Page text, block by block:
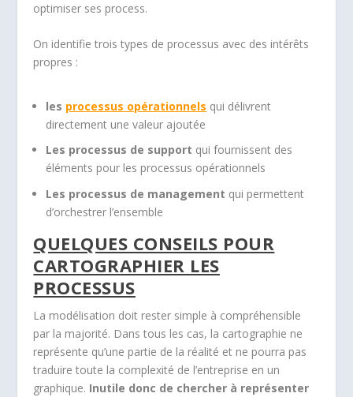
optimiser ses process.
On identifie trois types de processus avec des intérêts
propres :
les processus opérationnels qui délivrent
directement une valeur ajoutée
Les processus de support qui fournissent des
éléments pour les processus opérationnels
Les processus de management qui permettent
d’orchestrer l’ensemble
QUELQUES CONSEILS POUR
CARTOGRAPHIER LES
PROCESSUS
La modélisation doit rester simple à compréhensible
par la majorité. Dans tous les cas, la cartographie ne
représente qu’une partie de la réalité et ne pourra pas
traduire toute la complexité de l’entreprise en un
graphique. Inutile donc de chercher à représenter